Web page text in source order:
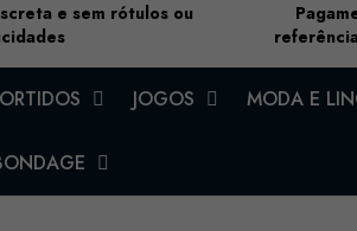
e sem rótulos ou
JOGOS MODA E